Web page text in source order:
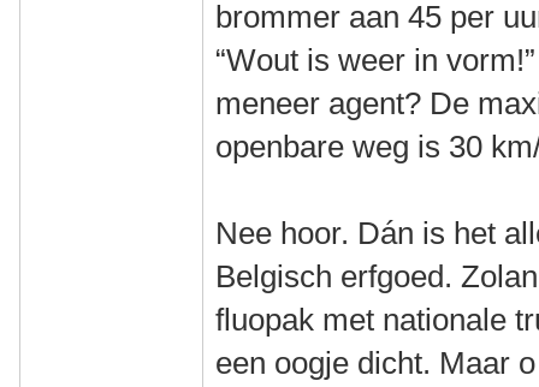
brommer aan 45 per
“Wout is weer in
meneer agent? De
openbare weg is 30
Nee hoor. Dán is het
Belgisch erfgoed.
fluopak met nationale
een oogje dicht. Maar